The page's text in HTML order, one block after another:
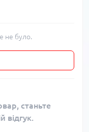
не було.
станьте
відгук.